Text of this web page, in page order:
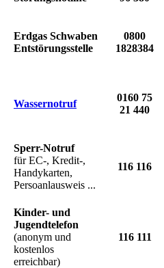
Erdgas Schwaben
Entstörungsstelle
0800
1828384
Wassernotruf
0160 75
21 440
Sperr-Notruf
für EC-, Kredit-,
Handykarten,
Persoanlausweis ...
116 116
Kinder- und
Jugendtelefon
(anonym und
kostenlos
erreichbar)
116 111